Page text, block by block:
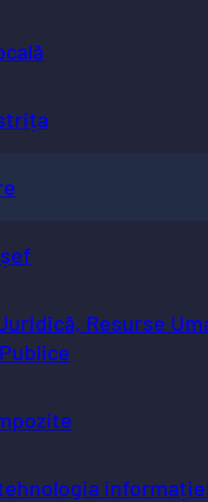
Resurse
este cofinanțată din
Capacitate
informații detaliate
Europeană, vă
acestei pagini web nu
Uniunii Europene.
informațiilor